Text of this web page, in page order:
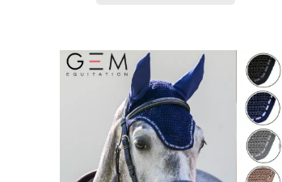
Les
options
peuvent
être
choisies
sur